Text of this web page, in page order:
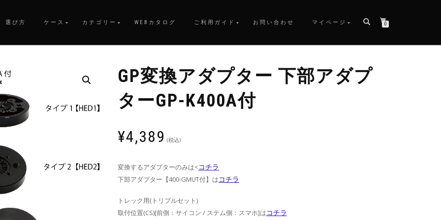
選び方 ケース カテゴリー WEBカタログ ご利用ガイド お問い合わせ マイページ 0
GP変換アダプター 下部アダプ
ターGP-K400A付
¥4,389 (税込)
変換するアダプターのみは<コチラ
下部アダプター【400-GMUT付】はコチラ
トレック用(トリプルセット)
取付位置(CS)[前側：サイコン / ステム側：スマホ]はコチラ